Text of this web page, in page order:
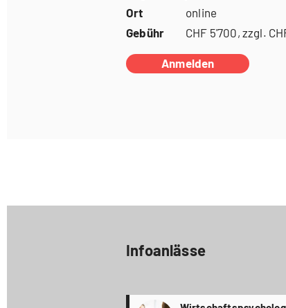
Ort
online
Gebühr
CHF 5'700, zzgl.
Anmelden
Infoanlässe